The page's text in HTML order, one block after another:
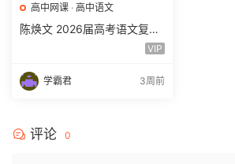
高中网课 · 高中语文
陈焕文 2026届高考语文复习
网课 高三语文 一二三轮视频
VIP
学霸君 3周前
评论 0